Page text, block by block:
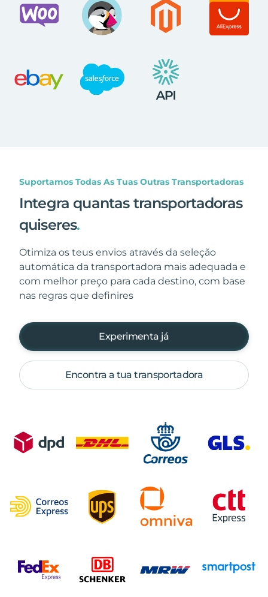
Suportamos Todas As Tuas Outras Transportadoras
Integra quantas transportadoras
quiseres.
Otimiza os teus envios através da seleção
automática da transportadora mais adequada e
com melhor preço para cada destino, com base
nas regras que definires
Experimenta já
Encontra a tua transportadora